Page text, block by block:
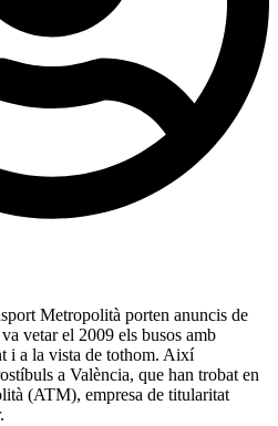
Metropolità porten anuncis de
vetar el 2009 els busos amb
i a la vista de tothom. Així
a València, que han trobat en
(ATM), empresa de titularitat